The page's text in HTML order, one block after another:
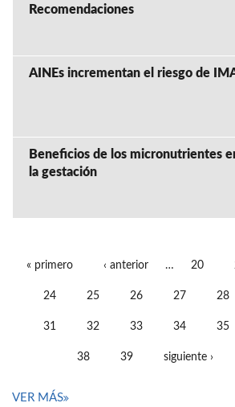
Recomendaciones
AINEs incrementan el riesgo de
Beneficios de los micronutrientes
la gestación
« primero ‹ anterior … 20
24 25 26 27 28
31 32 33 34 35
38 39 siguiente ›
VER MÁS